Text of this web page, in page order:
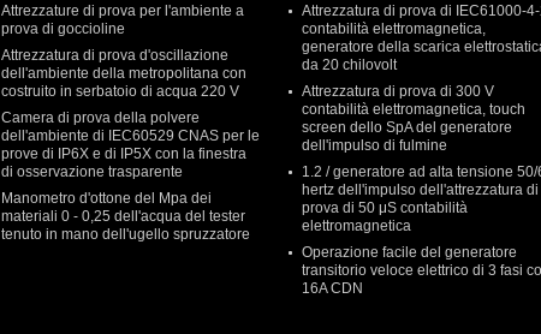
Attrezzature di prova per l'ambiente a
prova di goccioline
Attrezzatura di prova d'oscillazione
dell'ambiente della metropolitana con
costruito in serbatoio di acqua 220 V
Camera di prova della polvere
dell'ambiente di IEC60529 CNAS per le
prove di IP6X e di IP5X con la finestra
di osservazione trasparente
Manometro d'ottone del Mpa dei
materiali 0 - 0,25 dell'acqua del tester
tenuto in mano dell'ugello spruzzatore
Attrezzatura di prova di IEC61000-
contabilità elettromagnetica,
generatore della scarica
da 20 chilovolt
Attrezzatura di prova di 300 V
contabilità elettromagnetica, touch
screen dello SpA del generatore
dell'impulso di fulmine
1.2 / generatore ad alta tensione 50/
hertz dell'impulso dell'attrezzatura di
prova di 50 μS contabilità
elettromagnetica
Operazione facile del generatore
transitorio veloce elettrico di 3 fasi
16A CDN